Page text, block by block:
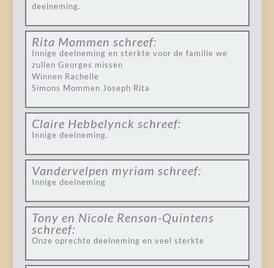
deelneming.
Rita Mommen schreef:
Innige deelneming en sterkte voor de familie we
zullen Georges missen
Winnen Rachelle
Simons Mommen Joseph Rita
Claire Hebbelynck schreef:
Innige deelneming.
Vandervelpen myriam schreef:
Innige deelneming
Tony en Nicole Renson-Quintens
schreef:
Onze oprechte deelneming en veel sterkte